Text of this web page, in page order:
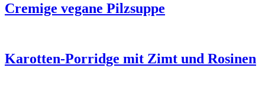
Cremige vegane Pilzsuppe
Karotten-Porridge mit Zimt und Rosinen